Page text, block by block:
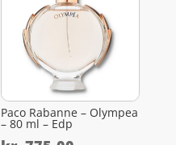
Paco Rabanne – Olympea
– 80 ml – Edp